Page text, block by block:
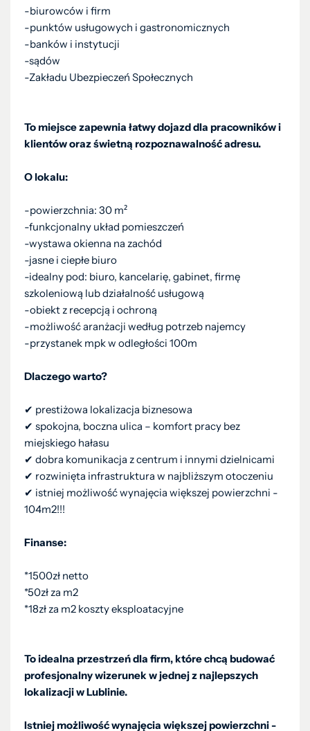
-biurowców i firm
-punktów usługowych i gastronomicznych
-banków i instytucji
-sądów
-Zakładu Ubezpieczeń Społecznych
To miejsce zapewnia łatwy dojazd dla pracowników i
klientów oraz świetną rozpoznawalność adresu.
O lokalu:
-powierzchnia: 30 m²
-funkcjonalny układ pomieszczeń
-wystawa okienna na zachód
-jasne i ciepłe biuro
-idealny pod: biuro, kancelarię, gabinet, firmę
szkoleniową lub działalność usługową
-obiekt z recepcją i ochroną
-możliwość aranżacji według potrzeb najemcy
-przystanek mpk w odległości 100m
Dlaczego warto?
✔ prestiżowa lokalizacja biznesowa
✔ spokojna, boczna ulica – komfort pracy bez
miejskiego hałasu
✔ dobra komunikacja z centrum i innymi dzielnicami
✔ rozwinięta infrastruktura w najbliższym otoczeniu
✔ istniej możliwość wynajęcia większej powierzchni -
104m2!!!
Finanse:
*1500zł netto
*50zł za m2
*18zł za m2 koszty eksploatacyjne
To idealna przestrzeń dla firm, które chcą budować
profesjonalny wizerunek w jednej z najlepszych
lokalizacji w Lublinie.
Istniej możliwość wynajęcia większej powierzchni -